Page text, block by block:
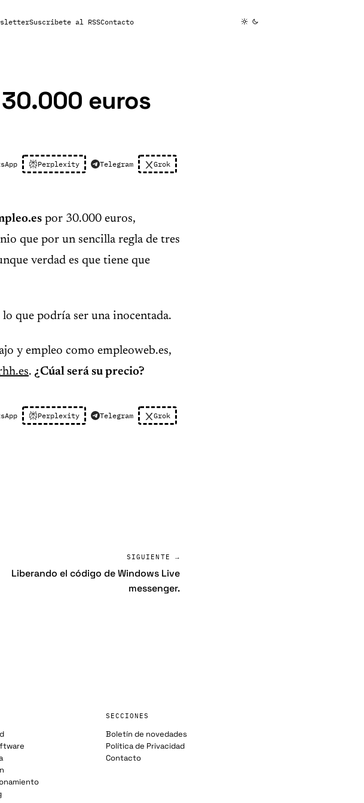
Suscribete al RSSContacto
euros
Perplexity Telegram Grok
por 30.000 euros,
que por un sencilla regla de tres
verdad es que tiene que
que podría ser una inocentada.
y empleo como empleoweb.es,
. ¿Cúal será su precio?
Perplexity Telegram Grok
SIGUIENTE →
Liberando el código de Windows Live
messenger.
SECCIONES
Boletín de novedades
Política de Privacidad
Contacto